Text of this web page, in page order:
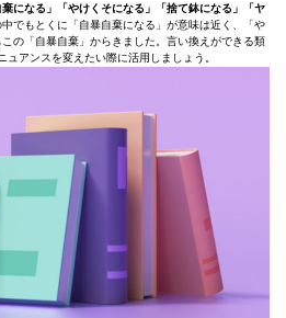
棄になる」「やけくそになる」「捨て鉢になる」「ヤ
でもとくに「自暴自棄になる」が意味は近く、「や
の「自暴自棄」からきました。言い換えができる類
ュアンスを変えたい際に活用しましょう。